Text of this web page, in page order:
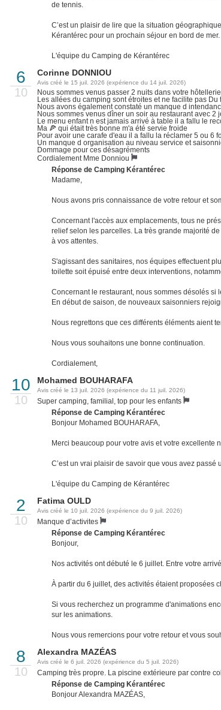
de tennis.
C’est un plaisir de lire que la situation
Kérantérec pour un prochain séjour en bord de mer.
L'équipe du Camping de Kérantérec
6
10
Corinne DONNIOU
Avis créé le 15 juil. 2026 (expérience du 14 juil. 2026)
Nous sommes venus passer 2 nuits dans votre
Les allées du camping sont étroites et ne facilite pas
Nous avons également constaté un manque d
Nous sommes venus dîner un soir au restaurant avec
Le menu enfant n est jamais arrivé à table il a fallu le
Ma 🍕 qui était très bonne m'a été servie froide
Pour avoir une carafe d'eau il a fallu la réclamer 5 ou 6
Un manque d organisation au niveau service et
Dommage pour ces désagréments
Cordialement Mme Donniou
Réponse de Camping Kérantérec
Madame,
Nous avons pris connaissance de votre retour et
Concernant l'accès aux emplacements, tous ne
relief selon les parcelles. La très grande majorité
à vos attentes.
S'agissant des sanitaires, nos équipes effectuent
toilette soit épuisé entre deux interventions,
Concernant le restaurant, nous sommes désolés
En début de saison, de nouveaux saisonniers
Nous regrettons que ces différents éléments aient
Nous vous souhaitons une bonne continuation.
Cordialement,
10
10
Mohamed BOUHARAFA
Avis créé le 13 juil. 2026 (expérience du 11 juil. 2026)
Super camping, familial, top pour les enfants
Réponse de Camping Kérantérec
Bonjour Mohamed BOUHARAFA,
Merci beaucoup pour votre avis et votre excellente
C’est un vrai plaisir de savoir que vous avez
L'équipe du Camping de Kérantérec
2
10
Fatima OULD
Avis créé le 10 juil. 2026 (expérience du 9 juil. 2026)
Manque d’activites
Réponse de Camping Kérantérec
Bonjour,
Nos activités ont débuté le 6 juillet. Entre votre
À partir du 6 juillet, des activités étaient proposées
Si vous recherchez un programme d'animations
sur les animations.
Nous vous remercions pour votre retour et vous
8
10
Alexandra MAZÉAS
Avis créé le 6 juil. 2026 (expérience du 5 juil. 2026)
Camping très propre. La piscine extérieure par contre
Réponse de Camping Kérantérec
Bonjour Alexandra MAZÉAS,